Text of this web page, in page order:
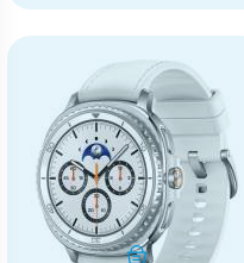
КУПИТИ